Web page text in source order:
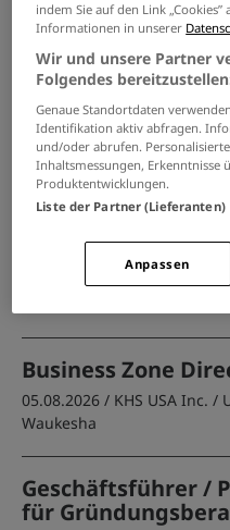
Heinsberg
PASSENDE
GRENZEN
Railway (m/w/d)
09.08.2026 /quo connect
Business Zone
05.08.2026 / KHS USA Inc. /
Waukesha
Geschäftsführer /
für
indem Sie auf den Link
Informationen in unserer
Wir und unsere Partner
Folgendes
Genaue Standortdaten
Identifikation aktiv abfragen.
und/oder abrufen.
Inhaltsmessungen, Erkenntnisse
Produktentwicklungen.
Liste der Partner (Lieferanten)
Anpassen